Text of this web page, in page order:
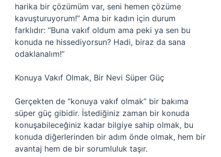
harika bir çözümüm var, seni hemen çözüme
kavuşturuyorum!” Ama bir kadın için durum
farklıdır: “Buna vakıf oldum ama peki ya sen bu
konuda ne hissediyorsun? Hadi, biraz da sana
odaklanalım!”
Konuya Vakıf Olmak, Bir Nevi Süper Güç
Gerçekten de “konuya vakıf olmak” bir bakıma
süper güç gibidir. İstediğiniz zaman bir konuda
konuşabileceğiniz kadar bilgiye sahip olmak, bu
konuda diğerlerinden bir adım önde olmak, hem bir
avantaj hem de bir sorumluluk taşır.